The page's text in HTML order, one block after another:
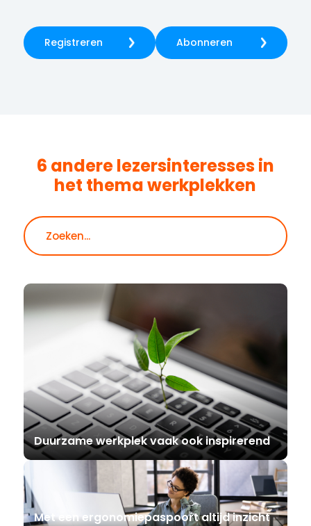
Registreren Abonneren
6 andere lezersinteresses in
het themawerkplekken
Duurzame werkplek vaak ook inspirerend
Met een ergonomiepaspoort altijd inzicht